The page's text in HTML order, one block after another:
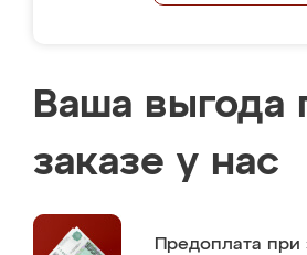
Ваша выгода
заказе у нас
Предоплата при